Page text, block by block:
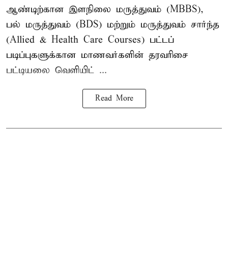
ஆண்டிற்கான இளநிலை மருத்துவம் (MBBS),
பல் மருத்துவம் (BDS) மற்றும் மருத்துவம் சார்ந்த
(Allied & Health Care Courses) பட்டப்
படிப்புகளுக்கான மாணவர்களின் தரவரிசை
பட்டியலை வெளியிட் ...
Read More